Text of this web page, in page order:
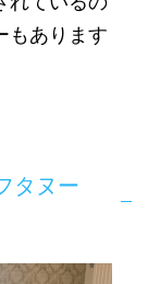
もあります
タヌー